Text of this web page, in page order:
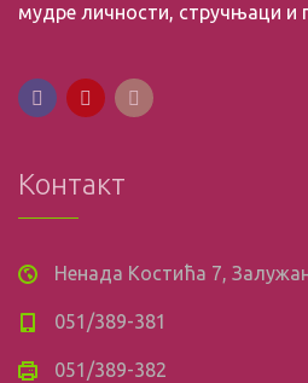
мудре личности, стручњаци и
Контакт
Ненада Костића 7,
051/389-381
051/389-382